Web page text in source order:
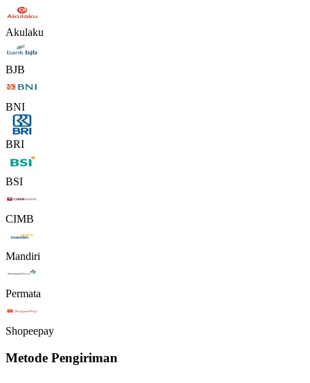
Akulaku
BJB
BNI
BRI
BSI
CIMB
Mandiri
Permata
Shopeepay
Metode Pengiriman